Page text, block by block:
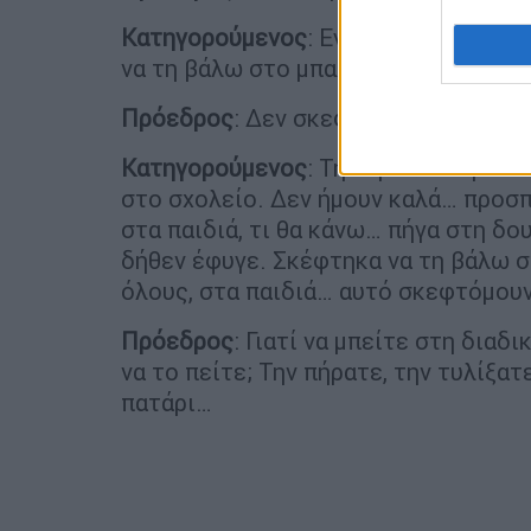
Κατηγορούμενος: Εγώ είμαι της
να τη βάλω στο μπαλκόνι.
Πρόεδρος: Δεν σκεφτήκατε να
Κατηγορούμενος: Την έβαλα στην
στο σχολείο. Δεν ήμουν καλά…
στα παιδιά, τι θα κάνω… πήγα στη
δήθεν έφυγε. Σκέφτηκα να τη βάλω
όλους, στα παιδιά… αυτό
Πρόεδρος: Γιατί να μπείτε στη
να το πείτε; Την πήρατε, την
πατάρι…